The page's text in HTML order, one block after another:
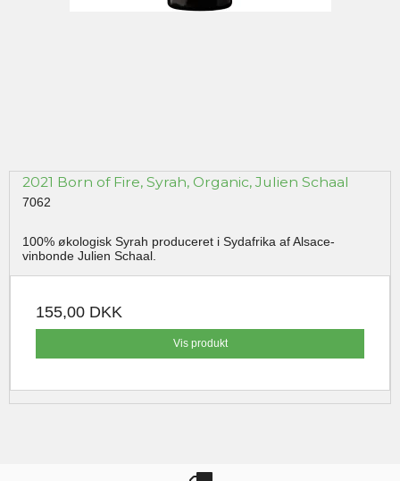
2021 Born of Fire, Syrah, Organic, Julien Schaal
7062
100% økologisk Syrah produceret i Sydafrika af Alsace-
vinbonde Julien Schaal.
155,00 DKK
Vis produkt